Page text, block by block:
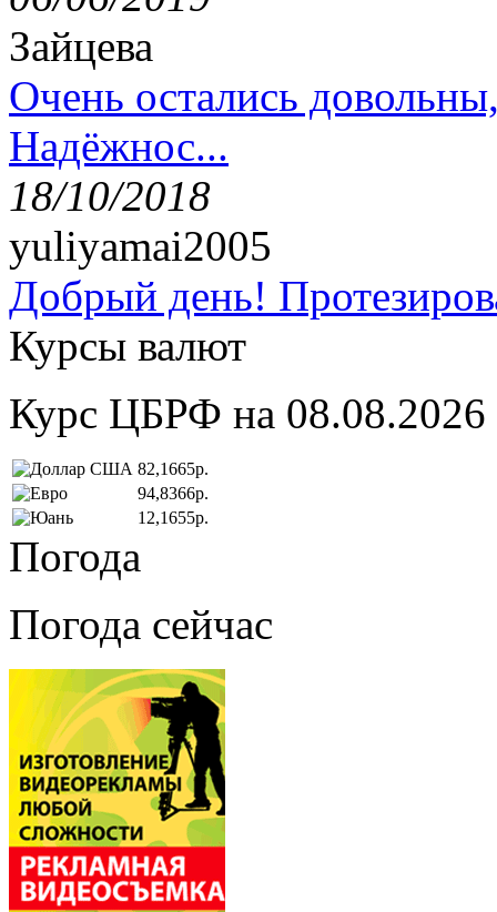
Зайцева
Очень остались
Надёжнос...
18/10/2018
yuliyamai2005
Добрый день!
Курсы валют
Курс ЦБРФ на 08.08.2026
82,1665р.
94,8366р.
12,1655р.
Погода
Погода сейчас